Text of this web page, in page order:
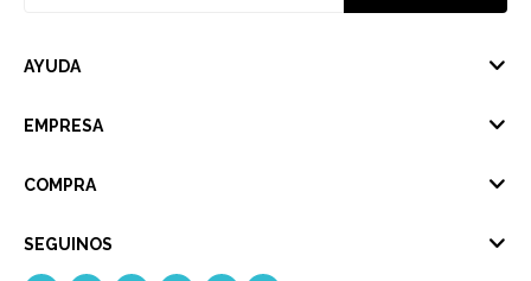
AYUDA
EMPRESA
COMPRA
SEGUINOS